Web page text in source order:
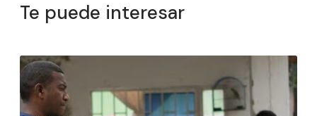
Te puede interesar